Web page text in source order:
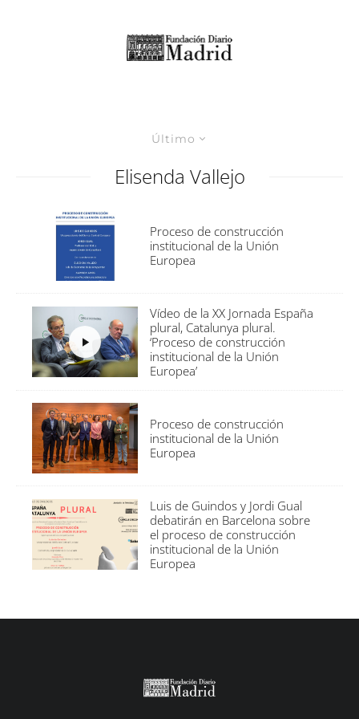
Último
Elisenda Vallejo
Proceso de construcción
institucional de la Unión
Europea
Vídeo de la XX Jornada España
plural, Catalunya plural.
‘Proceso de construcción
institucional de la Unión
Europea’
Proceso de construcción
institucional de la Unión
Europea
Luis de Guindos y Jordi Gual
debatirán en Barcelona sobre
el proceso de construcción
institucional de la Unión
Europea